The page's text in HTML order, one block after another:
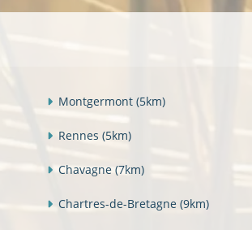
Montgermont (5km)
Rennes (5km)
Chavagne (7km)
Chartres-de-Bretagne (9km)